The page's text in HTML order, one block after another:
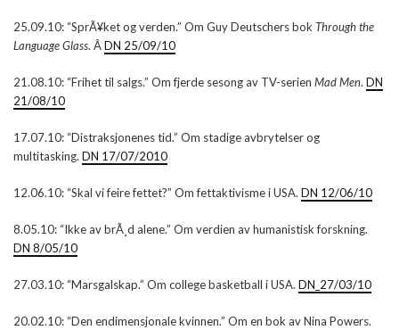
25.09.10: “SprÃ¥ket og verden.” Om Guy Deutschers bokThrough the
Language Glass. ÂDN 25/09/10
21.08.10: “Frihet til salgs.” Om fjerde sesong av TV-serien Mad Men. DN
21/08/10
17.07.10: “Distraksjonenes tid.” Om stadige avbrytelser og
multitasking. DN 17/07/2010
12.06.10: “Skal vi feire fettet?” Om fettaktivisme i USA. DN 12/06/10
8.05.10: “Ikke av brÃ¸d alene.” Om verdien av humanistisk forskning.
DN 8/05/10
27.03.10: “Marsgalskap.” Om college basketball i USA. DN_27/03/10
20.02.10: “Den endimensjonale kvinnen.” Om en bok av Nina Powers.